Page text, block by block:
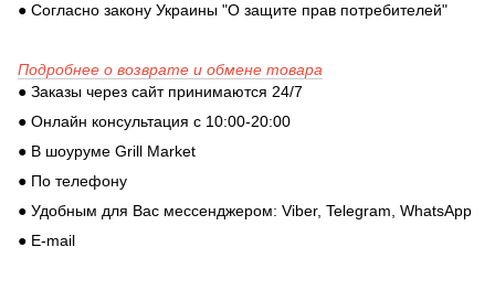
● Согласно закону Украины "О защите прав потребителей"
Подробнее о возврате и обмене товара
● Заказы через сайт принимаются 24/7
● Онлайн консультация с 10:00-20:00
● В шоуруме Grill Market
● По телефону
● Удобным для Вас мессенджером: Viber, Telegram, WhatsApp
● E-mail